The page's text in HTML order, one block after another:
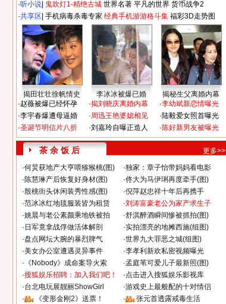
·听小说 鬼吹灯1-精绝古城 世界名著 平凡的世界 货币战争2
·共享区 手机病毒杀毒专家 经典手机游游格斗集 福彩3D走势图
揭田壮壮徐帆情史 李冰冰被爆已婚
揭秘生父离婚内幕
·赵薇被爆已经怀孕
·李宇春爆遭母逼婚
·圣诞节明信片八折
·揭刘晓庆离婚内幕
·周迅王艳婆媳相见
·刘嘉玲自曝正造人
·李幼斌新恋情曝光
·陆毅爱女照首曝光
·陈好新男友被曝光
茶 余 饭 后
更多>>
·何炅获地产大亨喂猕猴桃(图) ·独家：章子怡带妈妈看电影
·陈慧琳产后恢复好身材(图) ·佟大为马伊琍再度牵手(图)
·殷桃街头休闲装秀性感(图) ·倪萍赵忠祥十年后再携手
·范冰冰红地毯服装皆为租赁 ·刘涛富豪老公为家产求生子
·姚晨与老公素颜乘地铁被拍 ·舒淇醉酒瞬间惨被抓拍(图)
· 日军竟拿战俘做活体解剖 ·实拍漂亮的地摊西施(组图)
·盘点网坛大腕的暴烈脾气 ·世界九大罪恶之城(组图)
·美女办公室遭遇灵异事件 ·李孝利新欢私密视频曝光
· 《Nobody》成命案导火索 ·孟庭苇可爱儿子最新照(图)
·搜狐娱乐招聘：加入我们吧！ ·点击进入搜狐娱乐影视库
·台北电玩展靓丽ShowGirl ·游戏史上最般配的十对情侣
·
《变形金刚2》送票！ ·
张元首透露戒毒生活